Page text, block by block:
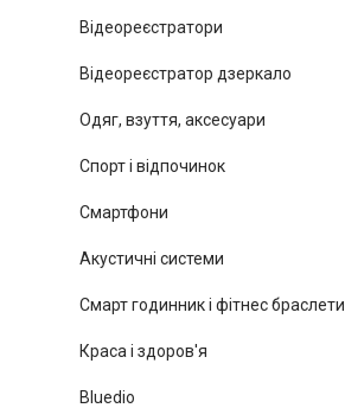
Відеореєстратори
Відеореєстратор дзеркало
Одяг, взуття, аксесуари
Спорт і відпочинок
Смартфони
Акустичні системи
Смарт годинник і фітнес браслети
Краса і здоров'я
Bluedio